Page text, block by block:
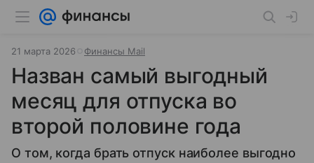
21 марта 2026 Финансы Mail
Назван самый выгодный
месяц для отпуска во
второй половине года
О том, когда брать отпуск наиболее выгодно